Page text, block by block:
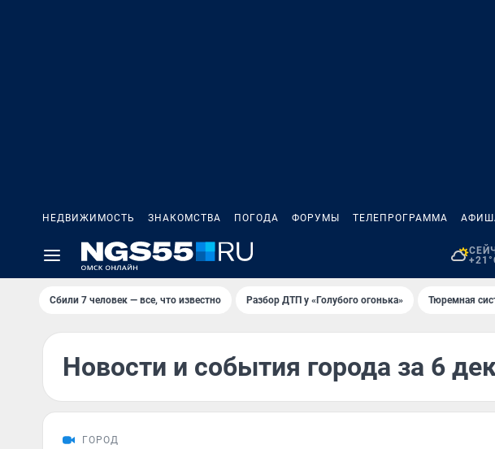
НЕДВИЖИМОСТЬ ЗНАКОМСТВА ПОГОДА ФОРУМЫ ТЕЛЕПРОГРАММА
Сбили 7 человек — все, что известно Разбор ДТП у «Голубого огонька» Тюремная
Новости и события города за 6
ГОРОД